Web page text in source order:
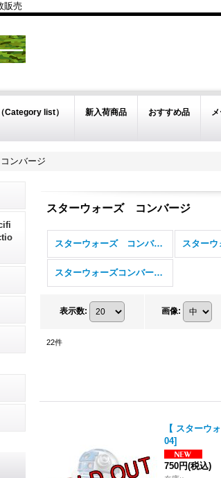
販売
Category list） 新入荷商品 おすすめ品
ンバージ
スターウォーズ コンバージ
スターウォーズ コンバージ (全商品)
スターウォーズコンバージ5
表示数: 画像:
22件
【 スターウ
04]
750円(税込)